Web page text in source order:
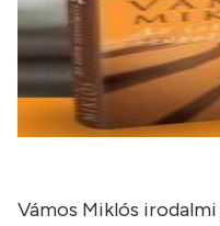
Vámos Miklós